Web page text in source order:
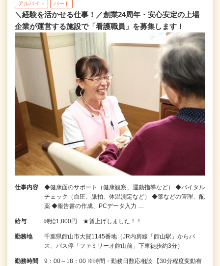
アルバイト パート
＼経験を活かせる仕事！／創業24周年・安心安定の上場
企業が運営する施設で「看護職員」を募集します！
仕事内容
◆健康面のサポート（健康観察、運動指導など） ◆バイタル
チェック（血圧、脈拍、体温測定など） ◆薬などの管理、配
薬 ◆報告書の作成、PCデータ入力 …
給与 時給1,800円 ★賃上げしました！！
勤務地
千葉県館山市大賀1145番地（JR内房線「館山駅」からバ
ス、バス停「ファミリーオ館山前」下車徒歩約3分）
勤務時間
9：00～18：00 ※時間・勤務日数応相談 【30分程度変動有